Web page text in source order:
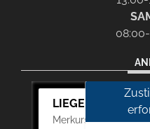
LIEGERT &
Merkurstr. 11, 67663